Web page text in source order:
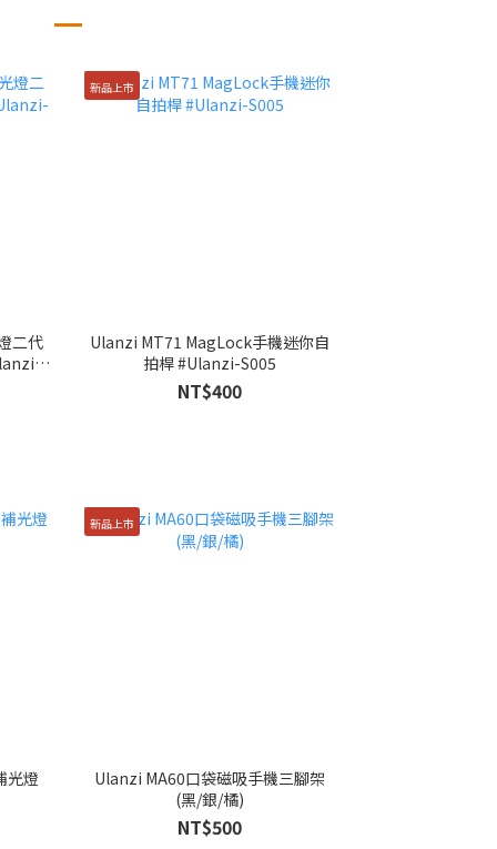
二代
新品上市
Ulanzi MT71 MagLock手機迷你自
拍桿 #Ulanzi-S005
NT$400
光燈
新品上市
Ulanzi MA60口袋磁吸手機三腳架
(黑/銀/橘)
NT$500